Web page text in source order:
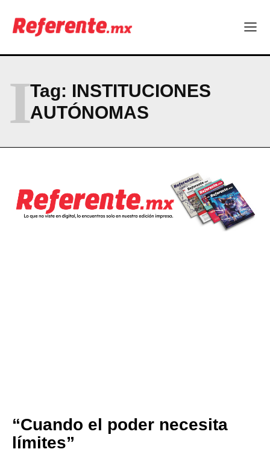
Company
PRIVACY POLICY
NEWSLETTER
Tag: INSTITUCIONES
AUTÓNOMAS
I
“Cuando el poder necesita
límites”